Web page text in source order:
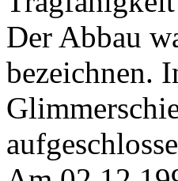
Der Abbau
bezeichnen.